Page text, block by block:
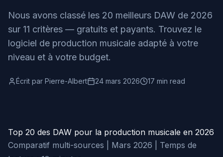
Nous avons classé les 20 meilleurs DAW de 2026
sur 11 critères — gratuits et payants. Trouvez le
logiciel de production musicale adapté à votre
niveau et à votre budget.
Écrit par Pierre-Albert 24 mars 2026 17 min read
Top 20 des DAW pour la production musicale en 2026
Comparatif multi-sources | Mars 2026 | Temps de